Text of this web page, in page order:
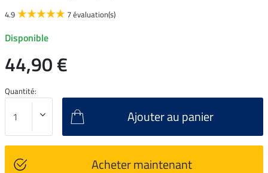
4.9 7 évaluation(s)
Disponible
44,90 €
Quantité:
Ajouter au panier
Acheter maintenant